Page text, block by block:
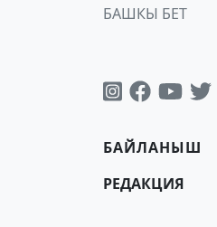
БАШКЫ БЕТ
БАЙЛАНЫШ
РЕДАКЦИЯ